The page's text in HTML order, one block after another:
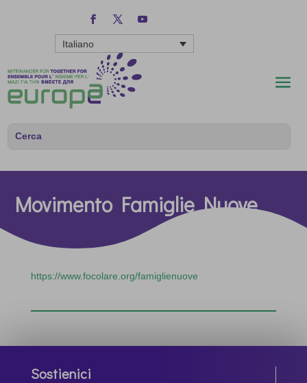
Italiano
Movimento Famiglie Nuove
https://www.focolare.org/famiglienuove
Sostienici